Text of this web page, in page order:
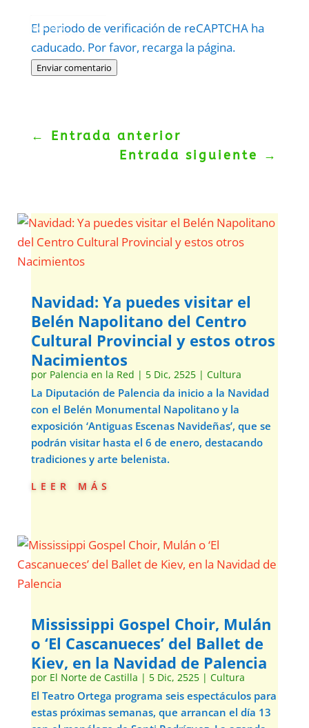
El periodo de verificación de reCAPTCHA ha
caducado. Por favor, recarga la página.
Enviar comentario
Politica–Términos.
← Entrada anterior
Entrada siguiente
→
Navidad: Ya puedes visitar el
Belén Napolitano del Centro
Cultural Provincial y estos otros
Nacimientos
por Palencia en la Red | 5 Dic, 2525| Cultura
La Diputación de Palencia da inicio a la Navidad
con el Belén Monumental Napolitano y la
exposición ‘Antiguas Escenas Navideñas’, que se
podrán visitar hasta el 6 de enero, destacando
tradiciones y arte belenista.
leer más
Mississippi Gospel Choir, Mulán
o ‘El Cascanueces’ del Ballet de
Kiev, en la Navidad de Palencia
por El Norte de Castilla | 5 Dic, 2525| Cultura
El Teatro Ortega programa seis espectáculos para
estas próximas semanas, que arrancan el día 13